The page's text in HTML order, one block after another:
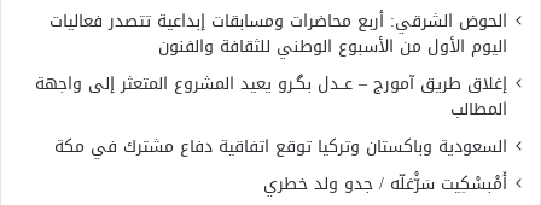
الحوض الشرقي: أربع محاضرات ومسابقات إبداعية تتصدر فعاليات
اليوم الأول من الأسبوع الوطني للثقافة والفنون
إغلاق طريق آمورج – عــدل بگـرو يعيد المشروع المتعثر إلى واجهة
المطالب
السعودية وباكستان وتركيا توقع اتفاقية دفاع مشترك في مكة
أَمْبسْكِيت سَرّْغلّه / جدو ولد خطري